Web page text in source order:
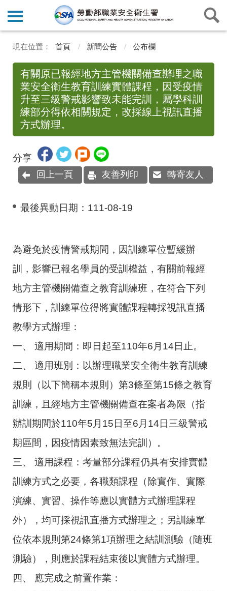
首頁 新聞公告 公布欄
有關原已報經地方主管機關備查辦理之職
業安全衛生教育訓練實體課程，因受疫情
升至三級警戒影響致未能完訓，屬學科訓
練部分得依相關規定，改採線上視訊直播
方式辦理。
分享
回上一頁 友善列印 轉寄友人
最後異動日期： 111-08-19
為避免於疫情警戒期間，因訓練單位暫緩辦
訓，影響已報名學員的受訓權益，有關前報經
地方主管機關備查之教育訓練班，在符合下列
情形下，訓練單位得將實體課程轉採視訊直播
教學方式辦理：
一、 適用期間：即日起至110年6月14日止。
二、 適用班別：以辦理職業安全衛生教育訓練
規則（以下簡稱本規則）第3條至第15條之教育
訓練，且經地方主管機關備查在案者為限（指
辦訓期間於110年5月15日至6月14日三級警戒
期區間，因疫情因素致無法完訓）。
三、 適用課程：考量部分課程仍具有安排實體
訓練方式之必要，各職類課程（除實作、實際
演練、實習、操作等應以實體方式辦理課程
外），均可採視訊直播方式辦理之；另訓練單
位依本規則第24條第1項辦理之結訓測驗（隨班
測驗），則應於課程結束後以實體方式辦理。
四、 應完成之前置作業：